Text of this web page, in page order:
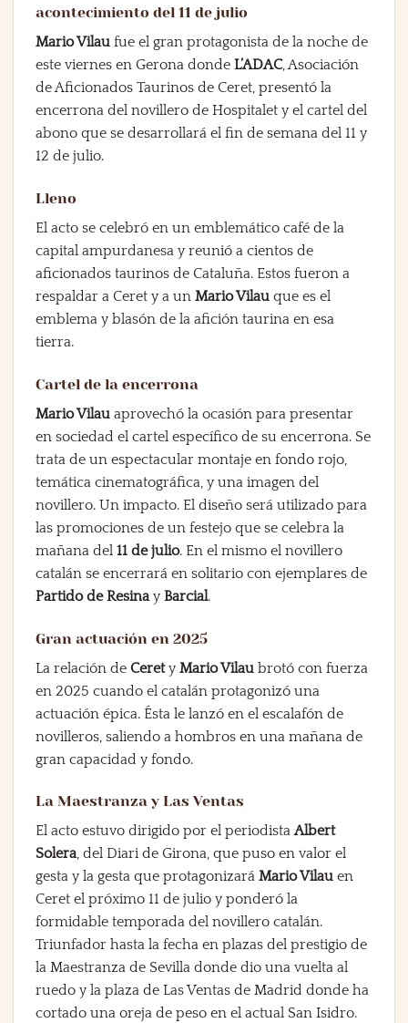
acontecimiento del 11 de julio
Mario Vilau fue el gran protagonista de la noche de
este viernes en Gerona donde L’ADAC, Asociación
de Aficionados Taurinos de Ceret, presentó la
encerrona del novillero de Hospitalet y el cartel del
abono que se desarrollará el fin de semana del 11 y
12 de julio.
Lleno
El acto se celebró en un emblemático café de la
capital ampurdanesa y reunió a cientos de
aficionados taurinos de Cataluña. Estos fueron a
respaldar a Ceret y a un Mario Vilau que es el
emblema y blasón de la afición taurina en esa
tierra.
Cartel de la encerrona
Mario Vilau aprovechó la ocasión para presentar
en sociedad el cartel específico de su encerrona. Se
trata de un espectacular montaje en fondo rojo,
temática cinematográfica, y una imagen del
novillero. Un impacto. El diseño será utilizado para
las promociones de un festejo que se celebra la
mañana del 11 de julio. En el mismo el novillero
catalán se encerrará en solitario con ejemplares de
Partido de Resinay Barcial.
Gran actuación en 2025
La relación de Cerety Mario Vilau brotó con fuerza
en 2025 cuando el catalán protagonizó una
actuación épica. Ésta le lanzó en el escalafón de
novilleros, saliendo a hombros en una mañana de
gran capacidad y fondo.
La Maestranza y Las Ventas
El acto estuvo dirigido por el periodistaAlbert
Solera, del Diari de Girona, que puso en valor el
gesta y la gesta que protagonizará Mario Vilau en
Ceret el próximo 11 de julio y ponderó la
formidable temporada del novillero catalán.
Triunfador hasta la fecha en plazas del prestigio de
la Maestranza de Sevilla donde dio una vuelta al
ruedo y la plaza de Las Ventas de Madrid donde ha
cortado una oreja de peso en el actual San Isidro.